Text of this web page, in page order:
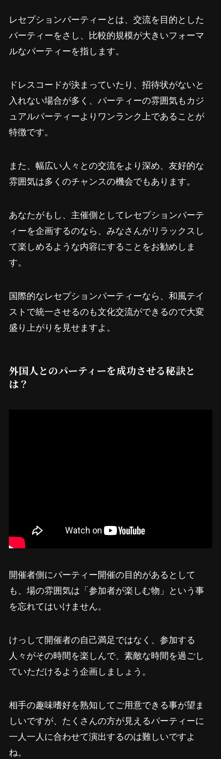
レセプションパーティーとは、交流を目的とした
パーティーをさし、比較的規模が大きいフォーマ
ルなパーティーを指します。
ドレスコードが決まっていたり、招待状がないと
入れない場合が多く、パーティーの雰囲気もカジ
ュアルパーティーよりワンランク上であることが
特徴です。
また、幅広い人々との交流をより深め、友好的な
雰囲気は多くのチャンスの機会でもあります。
あなたがもし、主催側としてレセプションパーテ
ィーを企画するのなら、みなさんがリラックスし
て楽しめるような内容にすることをお勧めしま
す。
国際的なレセプションパーティーなら、和風テイ
ストで統一させるのも文化交流ができるので大変
盛り上がりを見せますよ。
外国人とのパーティーを成功させる秘訣と
は？
開催者側にパーティー開催の目的があるとして
も、場の雰囲気は「参加者が楽しむ物」という事
を忘れてはいけません。
けっして開催者の自己満足ではなく、参加する
人々がその時間を楽しんで、素敵な時間を過ごし
ていただけるよう企画しましょう。
相手の趣味嗜好を熟知してご用意できる事が望ま
しいですが、たくさんの方が見えるパーティーに
一人一人に合わせて演出するのは難しいですよ
ね。